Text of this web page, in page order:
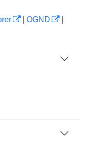
OGND